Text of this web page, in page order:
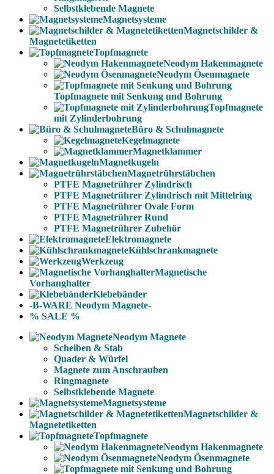
Selbstklebende Magnete
Magnetsysteme
Magnetschilder &
Magnetetiketten
Topfmagnete
Neodym Hakenmagnete
Neodym Ösenmagnete
Topfmagnete mit Senkung und Bohrung
Topfmagnete
mit Zylinderbohrung
Büro & Schulmagnete
Kegelmagnete
Magnetklammer
Magnetkugeln
Magnetrührstäbchen
PTFE Magnetrührer Zylindrisch
PTFE Magnetrührer Zylindrisch mit Mittelring
PTFE Magnetrührer Ovale Form
PTFE Magnetrührer Rund
PTFE Magnetrührer Zubehör
Elektromagnete
Kühlschrankmagnete
Werkzeug
Magnetische
Vorhanghalter
Klebebänder
-B-WARE Neodym Magnete-
% SALE %
Neodym Magnete
Scheiben & Stab
Quader & Würfel
Magnete zum Anschrauben
Ringmagnete
Selbstklebende Magnete
Magnetsysteme
Magnetschilder &
Magnetetiketten
Topfmagnete
Neodym Hakenmagnete
Neodym Ösenmagnete